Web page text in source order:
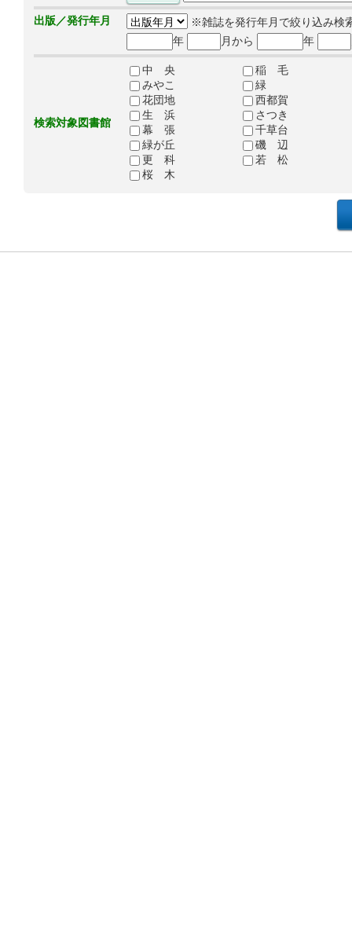
出版／発行年月
※雑誌を発行年月で絞り込み検
年
月から 年
検索対象図書館
中 央
稲 毛
みやこ
緑
花団地
西都賀
生 浜
さつき
幕 張
千草台
緑が丘
磯 辺
更 科
若 松
桜 木